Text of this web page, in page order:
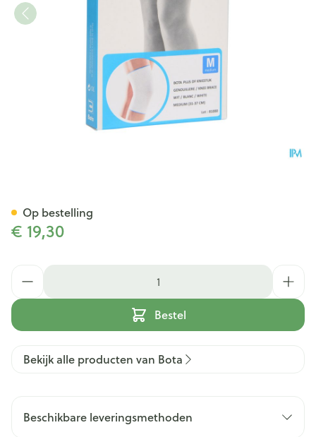
€ 19,30
Bestel
Op bestelling
Bekijk alle producten van Bota
Beschikbare leveringsmethoden